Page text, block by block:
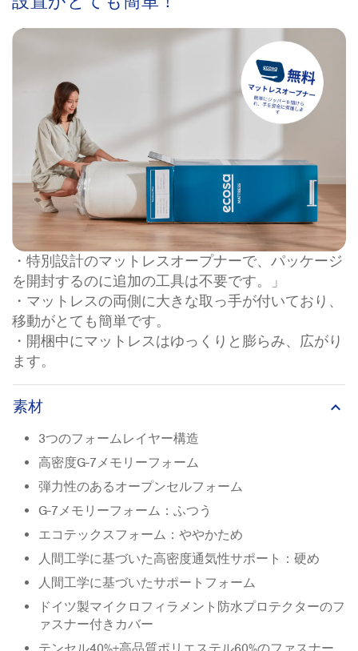
・特別設計のマットレスオープナーで、パッケージ
を開封するのに追加の工具は不要です。」
・マットレスの両側に大きな取っ手が付いており、
移動がとても簡単です。
・開梱中にマットレスはゆっくりと膨らみ、広がり
ます。
素材 keyboard_arrow_up
3つのフォームレイヤー構造
高密度G-7メモリーフォーム
弾力性のあるオープンセルフォーム
G-7メモリーフォーム：ふつう
エコテックスフォーム：ややかため
人間工学に基づいた高密度通気性サポート：硬め
人間工学に基づいたサポートフォーム
ドイツ製マイクロフィラメント防水プロテクターのフ
ァスナー付きカバー